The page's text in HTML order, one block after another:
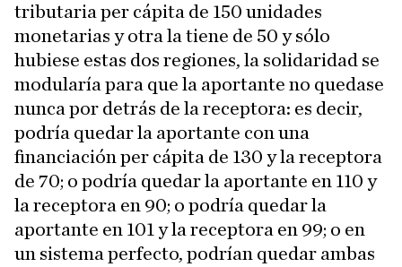
tributaria per cápita de 150 unidades
monetarias y otra la tiene de 50 y sólo
hubiese estas dos regiones, la solidaridad se
modularía para que la aportante no quedase
nunca por detrás de la receptora: es decir,
podría quedar la aportante con una
financiación per cápita de 130 y la receptora
de 70; o podría quedar la aportante en 110 y
la receptora en 90; o podría quedar la
aportante en 101 y la receptora en 99; o en
un sistema perfecto, podrían quedar ambas